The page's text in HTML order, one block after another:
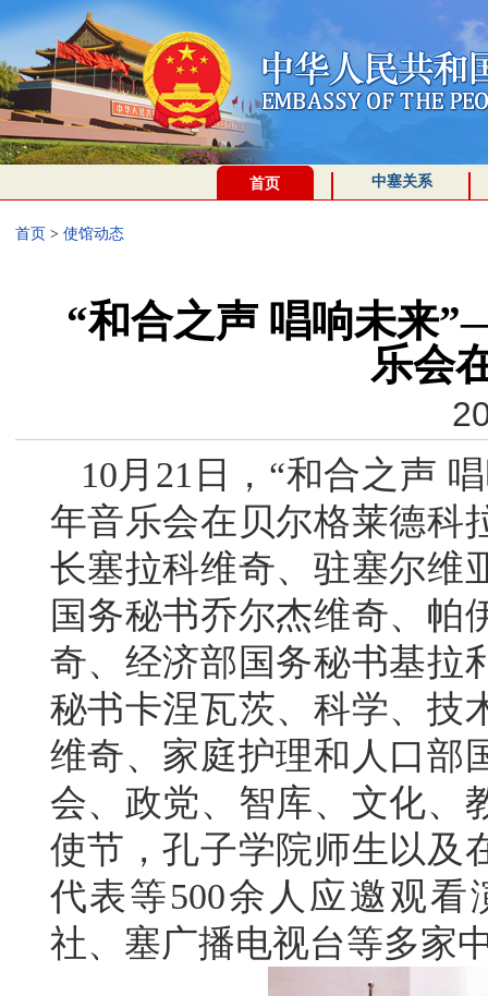
首页 中塞关系
首页 > 使馆动态
“和合之声 唱响未来
乐会
10月21日，“和合之声
年音乐会在贝尔格莱德科
长塞拉科维奇、驻塞尔维
国务秘书乔尔杰维奇、帕
奇、经济部国务秘书基拉
秘书卡涅瓦茨、科学、技
维奇、家庭护理和人口部
会、政党、智库、文化、
使节，孔子学院师生以及
代表等500余人应邀观
社、塞广播电视台等多家